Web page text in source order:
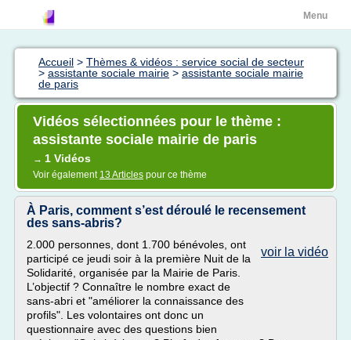
Menu
Accueil > Thèmes & vidéos : service social de secteur
> assistante sociale mairie > assistante sociale mairie
de paris
Vidéos sélectionnées pour le thème :
assistante sociale mairie de paris
→ 1 Vidéos
Voir également 13 Articles pour ce thème
À Paris, comment s’est déroulé le recensement
des sans-abris?
voir la vidéo
2.000 personnes, dont 1.700 bénévoles, ont
participé ce jeudi soir à la première Nuit de la
Solidarité, organisée par la Mairie de Paris.
L’objectif ? Connaître le nombre exact de
sans-abri et "améliorer la connaissance des
profils". Les volontaires ont donc un
questionnaire avec des questions bien